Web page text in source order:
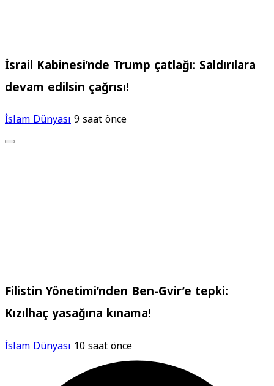
İsrail Kabinesi’nde Trump çatlağı: Saldırılara
devam edilsin çağrısı!
İslam Dünyası9 saat önce
Filistin Yönetimi’nden Ben-Gvir’e tepki:
Kızılhaç yasağına kınama!
İslam Dünyası 10 saat önce